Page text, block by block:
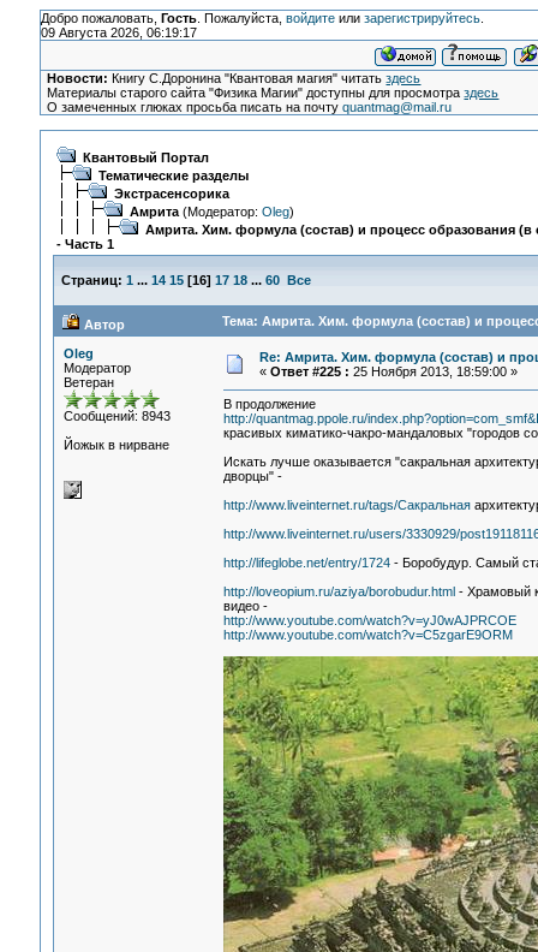
Добро пожаловать, Гость. Пожалуйста, войдитеили зарегистрируйтесь.
09 Августа 2026, 06:19:17
Новости: Книгу С.Доронина "Квантовая магия" читатьздесь
Материалы старого сайта "Физика Магии" доступны для просмотраздесь
О замеченных глюках просьба писать на почтуquantmag@mail.ru
Квантовый Портал
Тематические разделы
Экстрасенсорика
Амрита(Модератор: Oleg)
Амрита. Хим. формула (состав) и процесс образования (в
- Часть 1
Страниц: 1 ... 14 15[16] 17 18 ... 60 Все
Автор Тема: Амрита. Хим. формула (состав) и
Oleg
Модератор
Ветеран
Сообщений: 8943
Йожык в нирване
Re: Амрита. Хим. формула (состав) и
« Ответ #225 : 25 Ноября 2013, 18:59:00 »
В продолжение
http://quantmag.ppole.ru/
красивых киматико-чакро-мандаловых "городов
Искать лучше оказывается "сакральная
дворцы" -
http://www.liveinternet.ru/tags/Сакральная
http://www.liveinternet.ru/users/3330929/
http://lifeglobe.net/entry/1724- Боробудур. Самый
http://loveopium.ru/aziya/borobudur.html - Храмовый
видео -
http://www.youtube.com/watch?v=yJ0wAJPRCOE
http://www.youtube.com/watch?v=C5zgarE9ORM